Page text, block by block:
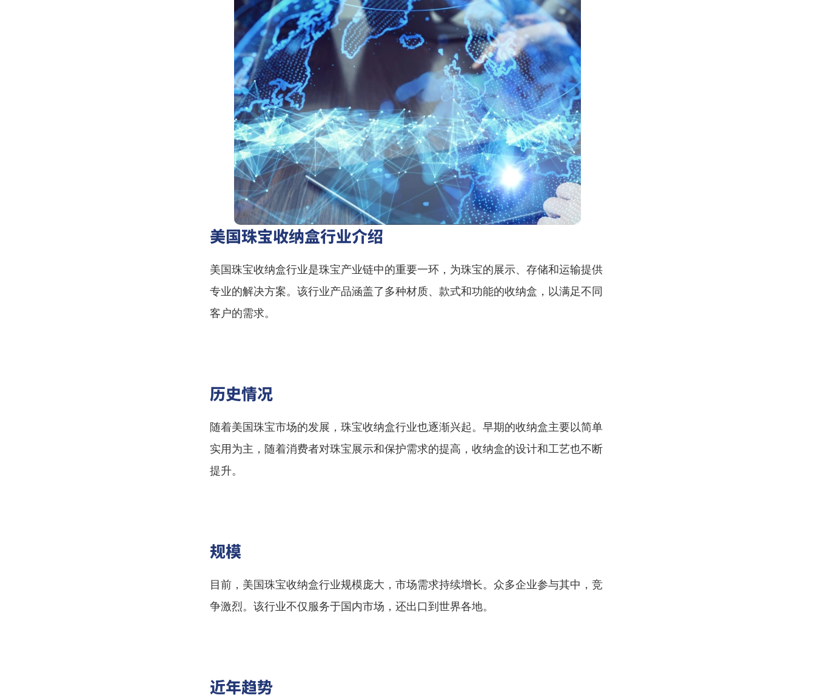
美国珠宝收纳盒行业介绍
美国珠宝收纳盒行业是珠宝产业链中的重要一环，为珠宝的展示、存储和运输提供
专业的解决方案。该行业产品涵盖了多种材质、款式和功能的收纳盒，以满足不同
客户的需求。
历史情况
随着美国珠宝市场的发展，珠宝收纳盒行业也逐渐兴起。早期的收纳盒主要以简单
实用为主，随着消费者对珠宝展示和保护需求的提高，收纳盒的设计和工艺也不断
提升。
规模
目前，美国珠宝收纳盒行业规模庞大，市场需求持续增长。众多企业参与其中，竞
争激烈。该行业不仅服务于国内市场，还出口到世界各地。
近年趋势